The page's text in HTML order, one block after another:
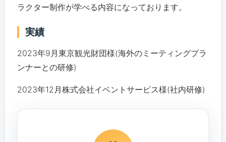
ラクター制作が学べる内容になっております。
実績
2023年9月東京観光財団様(海外のミーティングプラ
ンナーとの研修)
2023年12月株式会社イベントサービス様(社内研修)